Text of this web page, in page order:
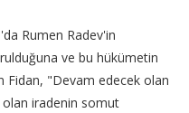
Rumen Radev'in
ve bu hükümetin
Fidan, "Devam edecek olan
olan iradenin somut